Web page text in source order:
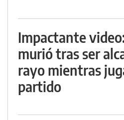
Impactante
murió tras ser
rayo mientras
partido